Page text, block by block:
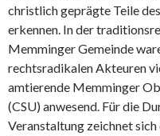
christlich geprägte Teile
erkennen. In der
Memminger Gemeinde
rechtsradikalen Akteuren
amtierende Memminger
(CSU) anwesend. Für die
Veranstaltung zeichnet